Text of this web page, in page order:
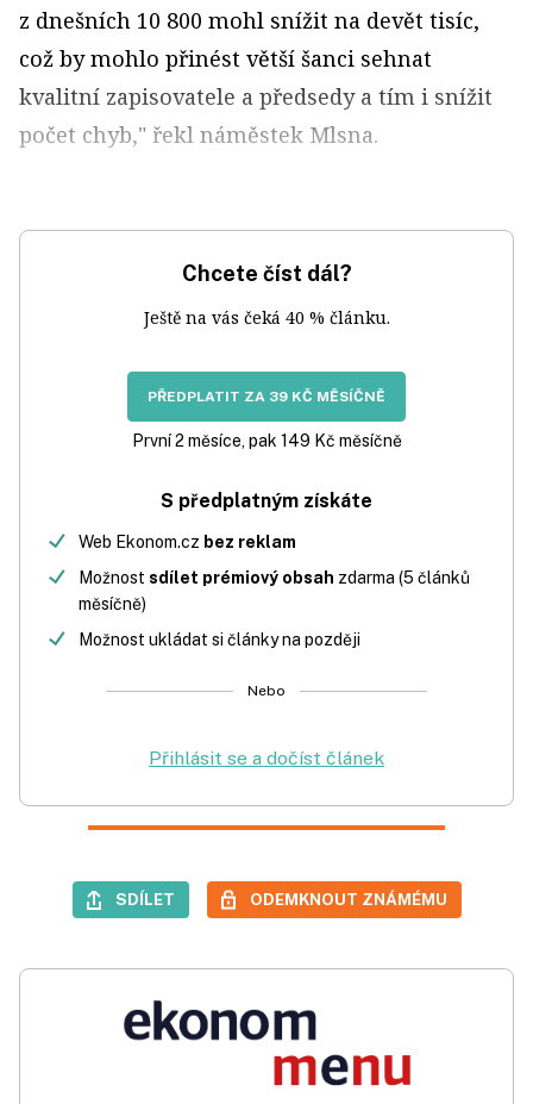
z dnešních 10 800 mohl snížit na devět tisíc,
což by mohlo přinést větší šanci sehnat
kvalitní zapisovatele a předsedy a tím i snížit
počet chyb," řekl náměstek Mlsna.
Chcete číst dál?
Ještě na vás čeká 40 % článku.
PŘEDPLATIT ZA 39 KČ MĚSÍČNĚ
První 2 měsíce, pak 149 Kč měsíčně
S předplatným získáte
Web Ekonom.cz bez reklam
Možnost sdílet prémiový obsah zdarma (5 článků
měsíčně)
Možnost ukládat si články na později
Nebo
Přihlásit se a dočíst článek
SDÍLET ODEMKNOUT ZNÁMÉMU